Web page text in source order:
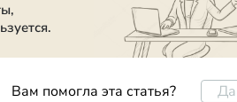
Вам помогла эта статья? Да